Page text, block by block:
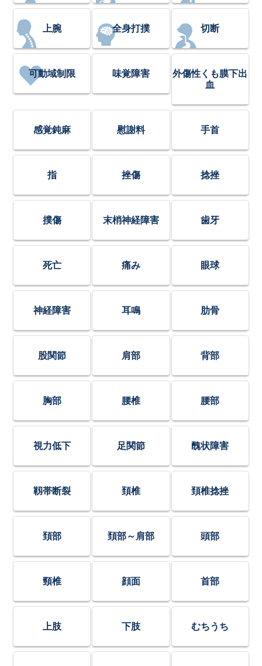
上腕 全身打撲 切断
可動域制限 味覚障害
外傷性くも膜下出
血
感覚鈍麻 慰謝料 手首
指 挫傷 捻挫
撲傷 末梢神経障害 歯牙
死亡 痛み 眼球
神経障害 耳鳴 肋骨
股関節 肩部 背部
胸部 腰椎 腰部
視力低下 足関節 醜状障害
靱帯断裂 頚椎 頚椎捻挫
頚部 頚部～肩部 頭部
頸椎 顔面 首部
上肢 下肢 むちうち